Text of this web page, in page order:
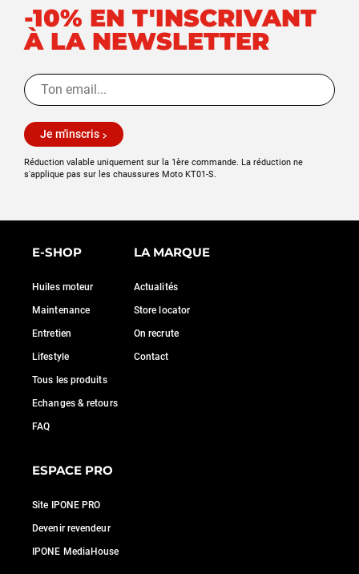
-10% EN T'INSCRIVANT
À LA NEWSLETTER
Je m'inscris
Réduction valable uniquement sur la 1ère commande. La réduction ne
s'applique pas sur les chaussures Moto KT01-S.
E-SHOP
Huiles moteur
Maintenance
Entretien
Lifestyle
Tous les produits
Echanges & retours
FAQ
LA MARQUE
Actualités
Store locator
On recrute
Contact
ESPACE PRO
Site IPONE PRO
Devenir revendeur
IPONE MediaHouse